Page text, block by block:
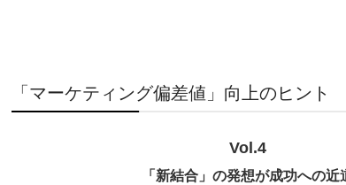
「マーケティング偏差値」向上のヒント
Vol.4
「新結合」の発想が成功への近